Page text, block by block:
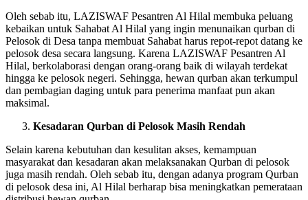
Oleh sebab itu, LAZISWAF Pesantren Al Hilal membuka peluang
kebaikan untuk Sahabat Al Hilal yang ingin menunaikan qurban di
Pelosok di Desa tanpa membuat Sahabat harus repot-repot datang ke
pelosok desa secara langsung. Karena LAZISWAF Pesantren Al
Hilal, berkolaborasi dengan orang-orang baik di wilayah terdekat
hingga ke pelosok negeri. Sehingga, hewan qurban akan terkumpul
dan pembagian daging untuk para penerima manfaat pun akan
maksimal.
Kesadaran Qurban di Pelosok Masih Rendah
Selain karena kebutuhan dan kesulitan akses, kemampuan
masyarakat dan kesadaran akan melaksanakan Qurban di pelosok
juga masih rendah. Oleh sebab itu, dengan adanya program Qurban
di pelosok desa ini, Al Hilal berharap bisa meningkatkan pemerataan